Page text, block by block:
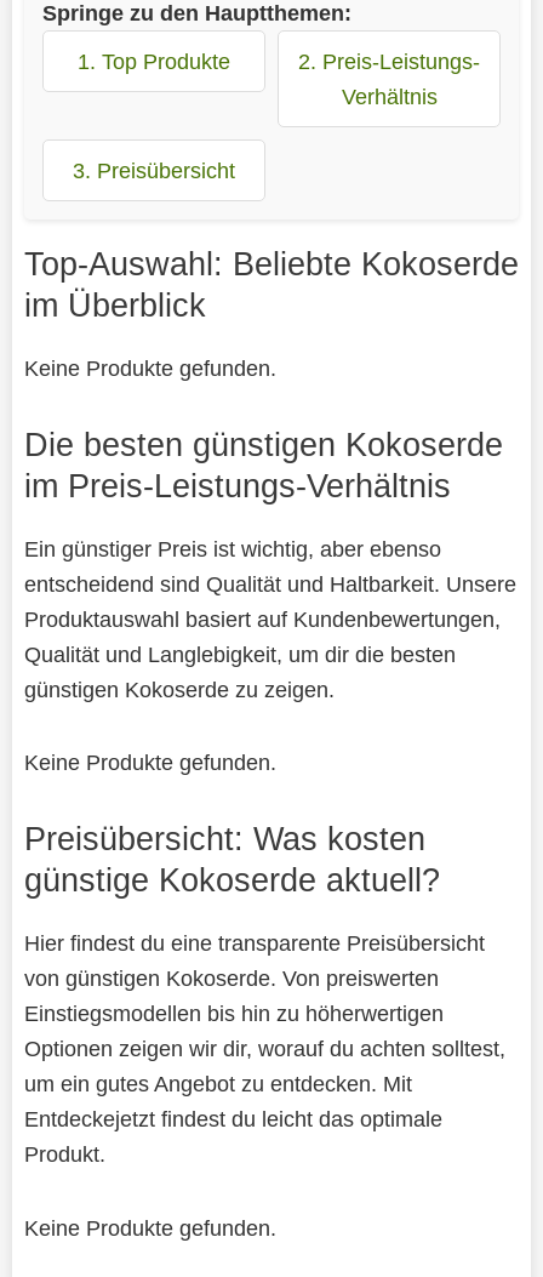
Springe zu den Hauptthemen:
1. Top Produkte
2. Preis-Leistungs-
Verhältnis
3. Preisübersicht
Top-Auswahl: Beliebte Kokoserde
im Überblick
Keine Produkte gefunden.
Die besten günstigen Kokoserde
im Preis-Leistungs-Verhältnis
Ein günstiger Preis ist wichtig, aber ebenso
entscheidend sind Qualität und Haltbarkeit. Unsere
Produktauswahl basiert auf Kundenbewertungen,
Qualität und Langlebigkeit, um dir die besten
günstigen Kokoserde zu zeigen.
Keine Produkte gefunden.
Preisübersicht: Was kosten
günstige Kokoserde aktuell?
Hier findest du eine transparente Preisübersicht
von günstigen Kokoserde. Von preiswerten
Einstiegsmodellen bis hin zu höherwertigen
Optionen zeigen wir dir, worauf du achten solltest,
um ein gutes Angebot zu entdecken. Mit
Entdeckejetzt findest du leicht das optimale
Produkt.
Keine Produkte gefunden.